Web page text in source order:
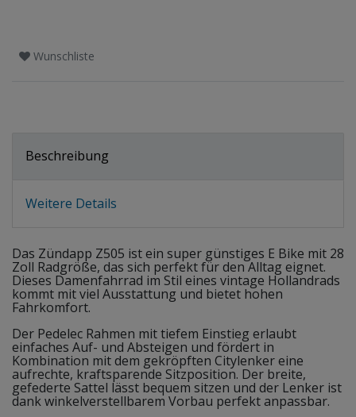
Wunschliste
Beschreibung
Weitere Details
Das Zündapp Z505 ist ein super günstiges E Bike mit 28
Zoll Radgröße, das sich perfekt für den Alltag eignet.
Dieses Damenfahrrad im Stil eines vintage Hollandrads
kommt mit viel Ausstattung und bietet hohen
Fahrkomfort.
Der Pedelec Rahmen mit tiefem Einstieg erlaubt
einfaches Auf- und Absteigen und fördert in
Kombination mit dem gekröpften Citylenker eine
aufrechte, kraftsparende Sitzposition. Der breite,
gefederte Sattel lässt bequem sitzen und der Lenker ist
dank winkelverstellbarem Vorbau perfekt anpassbar.